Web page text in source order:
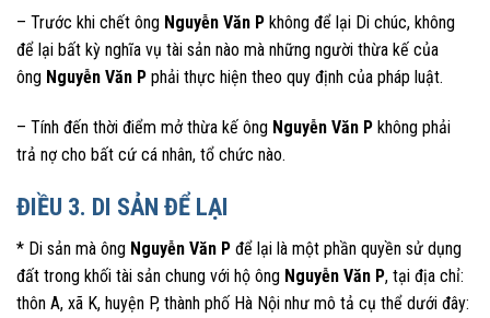
– Trước khi chết ông Nguyễn Văn P không để lại Di chúc, không
để lại bất kỳ nghĩa vụ tài sản nào mà những người thừa kế của
ông Nguyễn Văn P phải thực hiện theo quy định của pháp luật.
– Tính đến thời điểm mở thừa kế ông Nguyễn Văn P không phải
trả nợ cho bất cứ cá nhân, tổ chức nào.
ĐIỀU 3. DI SẢN ĐỂ LẠI
* Di sản mà ông Nguyễn Văn P để lại là một phần quyền sử dụng
đất trong khối tài sản chung với hộ ông Nguyễn Văn P, tại địa chỉ:
thôn A, xã K, huyện P, thành phố Hà Nội như mô tả cụ thể dưới đây: